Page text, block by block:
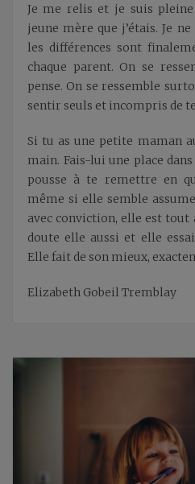
Je me relis et je suis
jeune mère que j’étais. Je
les différences sont
chaque parent. On se
pense. On se ressemble
sentir seuls et incompris de
Si tu as une petite maman
main. Fais-lui une place
pousse à te remettre en
même si elle semble
avec conviction, elle est
doute elle aussi et elle
Elle fait de son mieux,
Elizabeth Gobeil Tremblay